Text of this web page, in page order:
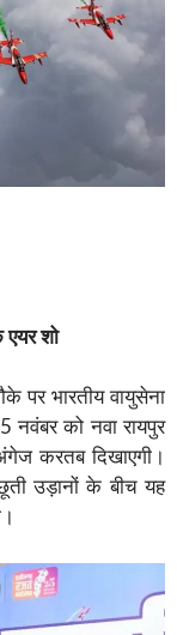
एयर शो
पर भारतीय वायुसेना
नवंबर को नवा रायपुर
करतब दिखाएगी।
उड़ानों के बीच यह